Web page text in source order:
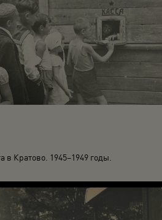
в Кратово. 1945–1949 годы.